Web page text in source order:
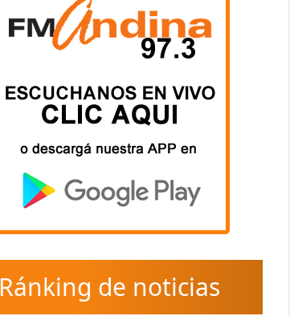
Ránking de noticias